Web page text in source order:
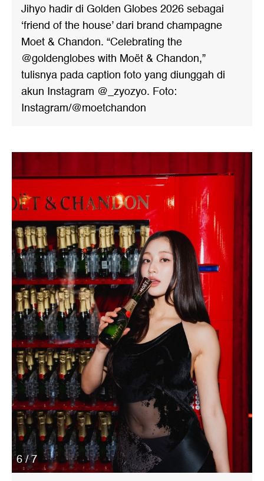
Jihyo hadir di Golden Globes 2026 sebagai
‘friend of the house’ dari brand champagne
Moet & Chandon. “Celebrating the
@goldenglobes with Moët & Chandon,”
tulisnya pada caption foto yang diunggah di
akun Instagram @_zyozyo. Foto:
Instagram/@moetchandon
6 / 7